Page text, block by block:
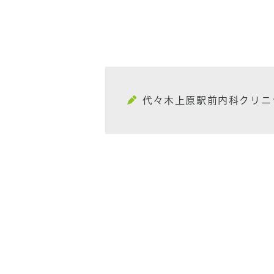
代々木上原駅前内科クリニ